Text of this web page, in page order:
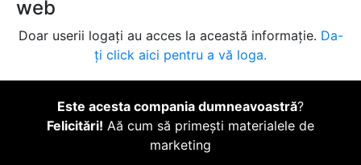
web
Doar userii logați au acces la această informație. Da-
ți click aici pentru a vă loga.
Este acesta compania dumneavoastră?
Felicitări! Aă cum să primești materialele de
marketing